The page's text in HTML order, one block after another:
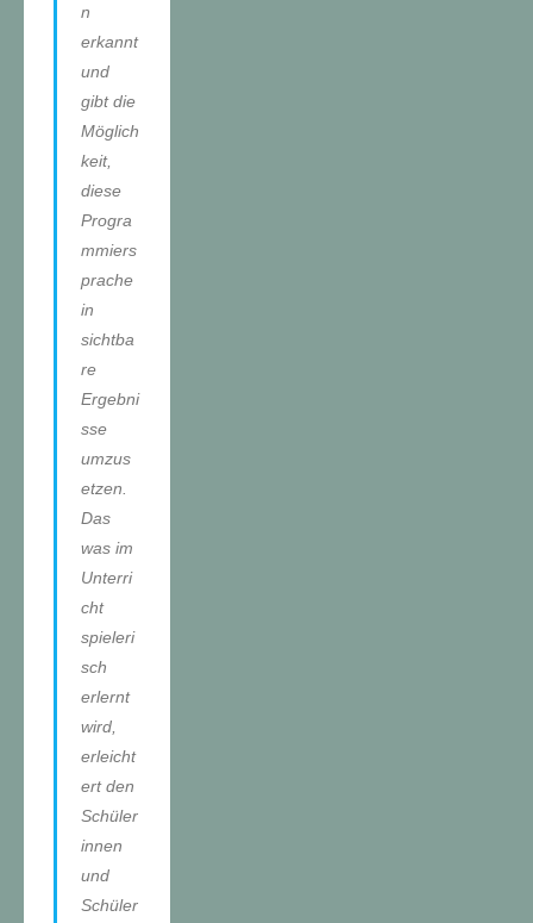
n
erkannt
und
gibt die
Möglich
keit,
diese
Progra
mmiers
prache
in
sichtba
re
Ergebni
sse
umzus
etzen.
Das
was im
Unterri
cht
spieleri
sch
erlernt
wird,
erleicht
ert den
Schüler
innen
und
Schüler